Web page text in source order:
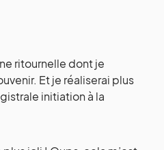
ritournelle dont je
Et je réaliserai plus
initiation à la